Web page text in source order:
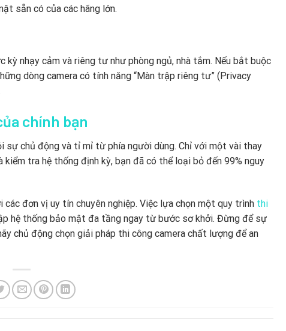
sẵn có của các hãng lớn.
nhạy cảm và riêng tư như phòng ngủ, nhà tắm. Nếu bắt buộc
dòng camera có tính năng “Màn trập riêng tư” (Privacy
chính bạn
sự chủ động và tỉ mỉ từ phía người dùng. Chỉ với một vài thay
tra hệ thống định kỳ, bạn đã có thể loại bỏ đến 99% nguy
các đơn vị uy tín chuyên nghiệp. Việc lựa chọn một quy trình thi
hệ thống bảo mật đa tầng ngay từ bước sơ khởi. Đừng để sự
chủ động chọn giải pháp thi công camera chất lượng để an